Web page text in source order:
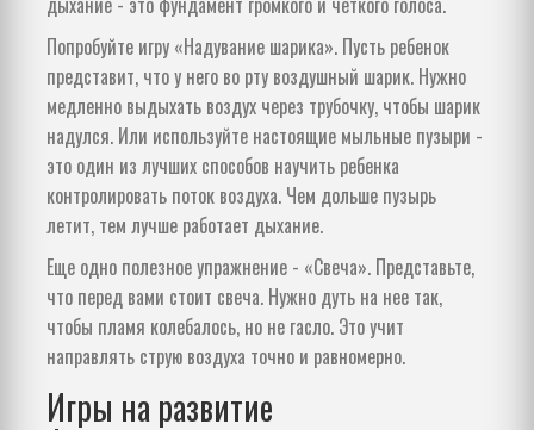
Попробуйте игру «Надувание шарика». Пусть ребенок
представит, что у него во рту воздушный шарик. Нужно
медленно выдыхать воздух через трубочку, чтобы шарик
надулся. Или используйте настоящие мыльные пузыри -
это один из лучших способов научить ребенка
контролировать поток воздуха. Чем дольше пузырь
летит, тем лучше работает дыхание.
Еще одно полезное упражнение - «Свеча». Представьте,
что перед вами стоит свеча. Нужно дуть на нее так,
чтобы пламя колебалось, но не гасло. Это учит
направлять струю воздуха точно и равномерно.
Игры на развитие